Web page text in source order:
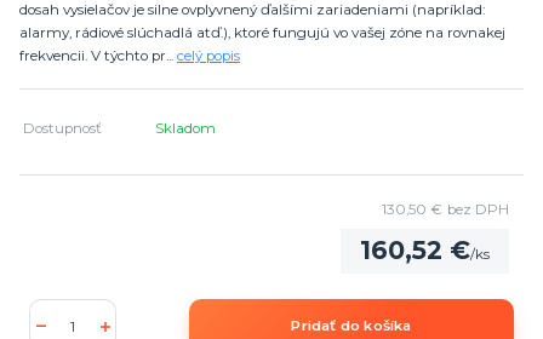
dosah vysielačov je silne ovplyvnený ďalšími zariadeniami (napríklad:
alarmy, rádiové slúchadlá atď.), ktoré fungujú vo vašej zóne na rovnakej
frekvencii. V týchto pr... celý popis
Dostupnosť Skladom
160,52 €/ks
130,50 € bez DPH
Pridať do košíka